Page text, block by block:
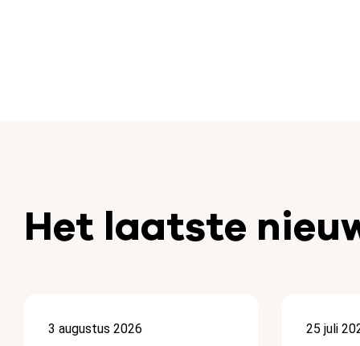
Het laatste
3 augustus 2026 25 juli